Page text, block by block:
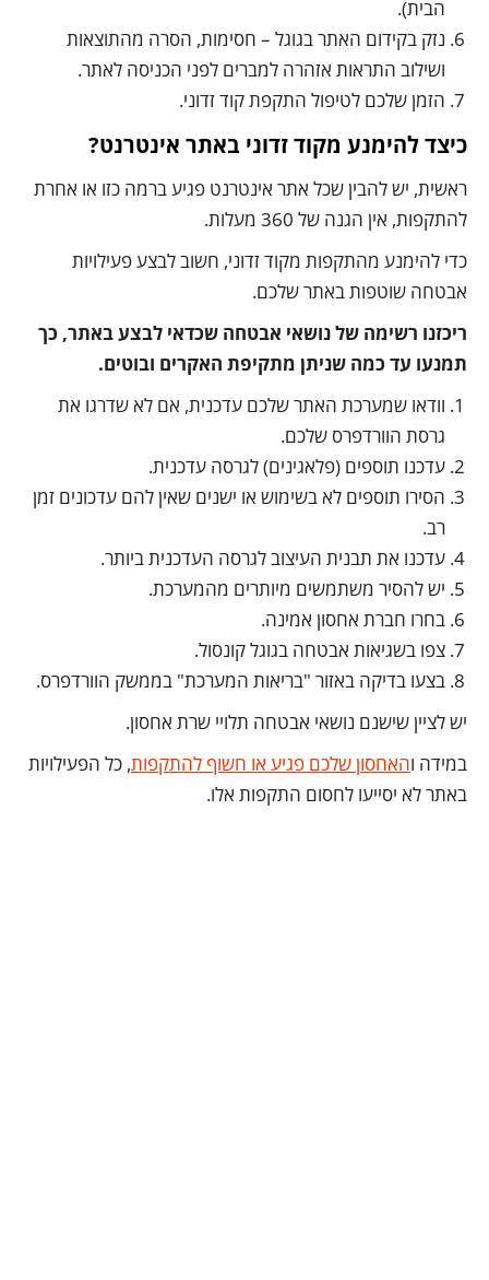
הבית).
נזק בקידום האתר בגוגל – חסימות, הסרה מהתוצאות
ושילוב התראות אזהרה למברים לפני הכניסה לאתר.
הזמן שלכם לטיפול התקפת קוד זדוני.
כיצד להימנע מקוד זדוני באתר אינטרנט?
ראשית, יש להבין שכל אתר אינטרנט פגיע ברמה כזו או אחרת
להתקפות, אין הגנה של 360 מעלות.
כדי להימנע מהתקפות מקוד זדוני, חשוב לבצע פעילויות
אבטחה שוטפות באתר שלכם.
ריכזנו רשימה של נושאי אבטחה שכדאי לבצע באתר, כך
תמנעו עד כמה שניתן מתקיפת האקרים ובוטים.
וודאו שמערכת האתר שלכם עדכנית, אם לא שדרגו את
גרסת הוורדפרס שלכם.
עדכנו תוספים (פלאגינים) לגרסה עדכנית.
הסירו תוספים לא בשימוש או ישנים שאין להם עדכונים זמן
רב.
עדכנו את תבנית העיצוב לגרסה העדכנית ביותר.
יש להסיר משתמשים מיותרים מהמערכת.
בחרו חברת אחסון אמינה.
צפו בשגיאות אבטחה בגוגל קונסול.
בצעו בדיקה באזור "בריאות המערכת" בממשק הוורדפרס.
יש לציין שישנם נושאי אבטחה תלויי שרת אחסון.
במידה והאחסון שלכם פגיע או חשוף להתקפות, כל הפעילויות
באתר לא יסייעו לחסום התקפות אלו.